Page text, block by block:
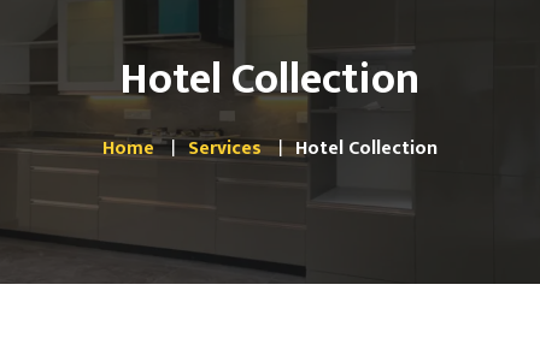
Hotel Collection
Home Services Hotel Collection